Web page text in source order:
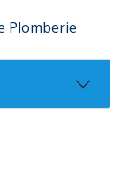
Plomberie